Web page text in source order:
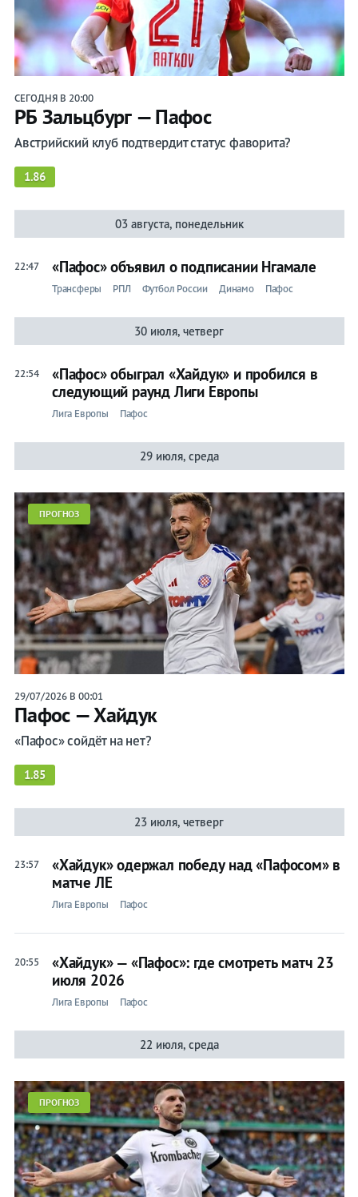
СЕГОДНЯ В 20:00
РБ Зальцбург — Пафос
Австрийский клуб подтвердит статус фаворита?
1.86
03 августа, понедельник
22:47 «Пафос» объявил о подписании Нгамале
Трансферы РПЛ Футбол России Динамо Пафос
30 июля, четверг
22:54
«Пафос» обыграл «Хайдук» и пробился в
следующий раунд Лиги Европы
Лига Европы Пафос
29 июля, среда
ПРОГНОЗ
29/07/2026 В 00:01
Пафос — Хайдук
«Пафос» сойдёт на нет?
1.85
23 июля, четверг
23:57
«Хайдук» одержал победу над «Пафосом» в
матче ЛЕ
Лига Европы Пафос
20:55
«Хайдук» — «Пафос»: где смотреть матч 23
июля 2026
Лига Европы Пафос
22 июля, среда
ПРОГНОЗ
Прогнозы
на спорт
Букмекеры
Хоккей
Теннис
Прочие
Игры